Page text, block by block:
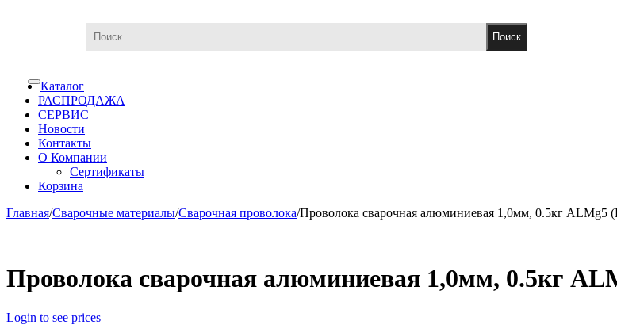
Skip
navigation
Skip
content
Toggle
navigation
Каталог
РАСПРОДАЖА
СЕРВИС
Новости
Контакты
О Компании
Сертификаты
Корзина
Главная/Сварочные материалы/Сварочная проволока/Проволока сварочная алюминиевая 1,0мм, 0.5кг ALMg5
Проволока сварочная алюминиевая 1,0мм, 0.5кг
Login to see prices